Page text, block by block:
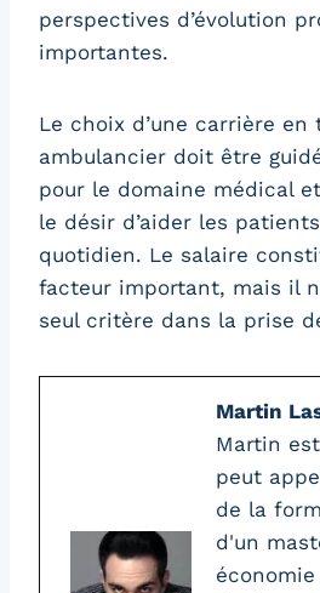
perspectives d’évolution
importantes.
Le choix d’une carrière en
ambulancier doit être
pour le domaine médical
le désir d’aider les
quotidien. Le salaire
facteur important, mais il
seul critère dans la prise
Martin
Martin
peut
de la
d'un